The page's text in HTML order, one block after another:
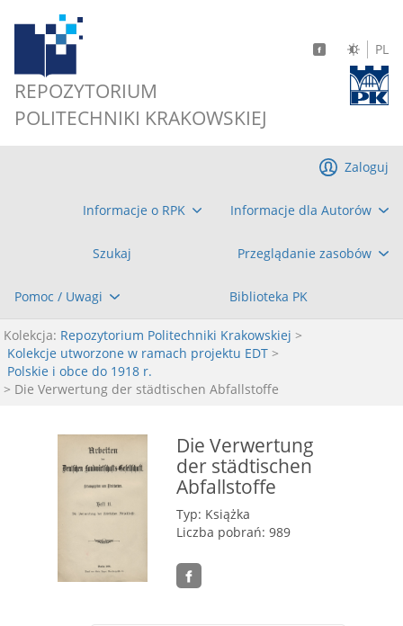
REPOZYTORIUM
POLITECHNIKI KRAKOWSKIEJ
PL
Informacje o RPK Informacje dla Autorów
Szukaj Przeglądanie zasobów
Pomoc / Uwagi Biblioteka PK
Zaloguj
Kolekcja: Repozytorium Politechniki Krakowskiej >
Kolekcje utworzone w ramach projektu EDT >
Polskie i obce do 1918 r.
> Die Verwertung der städtischen Abfallstoffe
Die Verwertung
der städtischen
Abfallstoffe
Typ: Książka
Liczba pobrań: 989